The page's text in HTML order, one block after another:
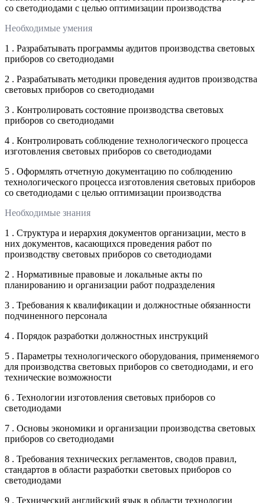
со светодиодами с целью оптимизации производства
Необходимые умения
1 . Разрабатывать программы аудитов производства световых
приборов со светодиодами
2 . Разрабатывать методики проведения аудитов производства
световых приборов со светодиодами
3 . Контролировать состояние производства световых
приборов со светодиодами
4 . Контролировать соблюдение технологического процесса
изготовления световых приборов со светодиодами
5 . Оформлять отчетную документацию по соблюдению
технологического процесса изготовления световых приборов
со светодиодами с целью оптимизации производства
Необходимые знания
1 . Структура и иерархия документов организации, место в
них документов, касающихся проведения работ по
производству световых приборов со светодиодами
2 . Нормативные правовые и локальные акты по
планированию и организации работ подразделения
3 . Требования к квалификации и должностные обязанности
подчиненного персонала
4 . Порядок разработки должностных инструкций
5 . Параметры технологического оборудования, применяемого
для производства световых приборов со светодиодами, и его
технические возможности
6 . Технологии изготовления световых приборов со
светодиодами
7 . Основы экономики и организации производства световых
приборов со светодиодами
8 . Требования технических регламентов, сводов правил,
стандартов в области разработки световых приборов со
светодиодами
9 . Технический английский язык в области технологии